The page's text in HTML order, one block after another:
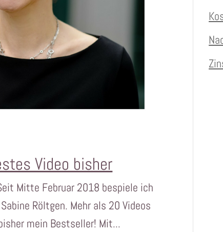
Video bisher
Mitte Februar 2018 bespiele ich
Röltgen. Mehr als 20 Videos
mein Bestseller! Mit...